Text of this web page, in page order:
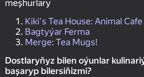
meşhurlary
Kiki's Tea House: Animal Cafe
Bagtyýar Ferma
Merge: Tea Mugs!
Dostlaryňyz bilen oýunlar
başaryp bilersiňizmi?